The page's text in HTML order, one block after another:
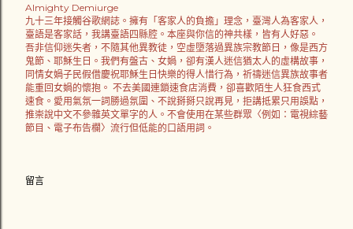
Almighty Demiurge
九十三年接觸谷歌網誌。擁有「客家人的負擔」理念，臺灣人為客家人，
臺語是客家話，我講臺語四縣腔。本座與你信的神共樣，皆有人好惡。
吾非信仰迷失者，不隨其他異教徒，空虛墮落過異族宗教節日，像是西方
鬼節、耶穌生日。我們有盤古、女媧，卻有漢人迷信猶太人的虛構故事，
同情女媧子民假借慶祝耶穌生日快樂的得人惜行為，祈禱迷信異族故事者
能重回女媧的懷抱。 不去美國連鎖速食店消費，卻喜歡陌生人狂食西式
速食。愛用氣氛一詞勝過氛圍、不說掰掰只說再見，拒講抵累只用誤點，
推崇說中文不參雜英文單字的人。不會使用在某些群眾〈例如：電視綜藝
節目、電子布告欄〉流行但低能的口語用詞。
留言